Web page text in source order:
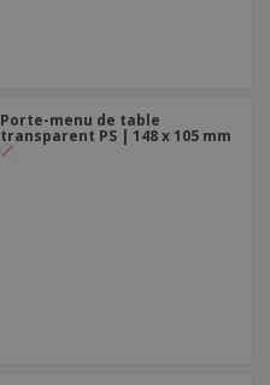
Porte-menu de table
transparent PS | 148 x 105 mm